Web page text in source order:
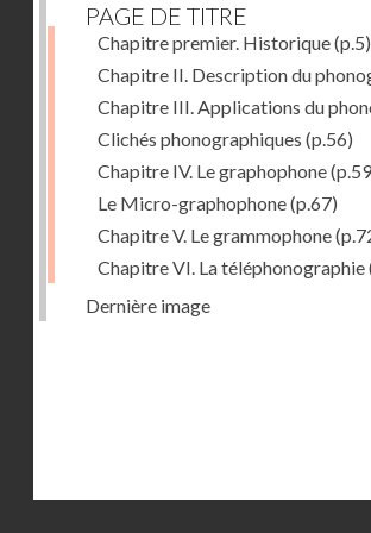
PAGE DE TITRE
Chapitre premier. Historique(p.5)
Chapitre II. Description du
Chapitre III. Applications du
Clichés phonographiques (p.56)
Chapitre IV. Le graphophone
Le Micro-graphophone(p.67)
Chapitre V. Le grammophone
Chapitre VI. La téléphonographie
Dernière image